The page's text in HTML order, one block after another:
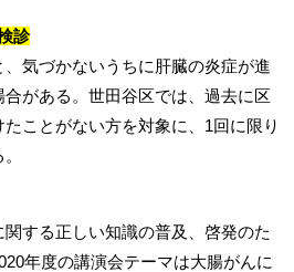
診
気づかないうちに肝臓の炎症が進
がある。世田谷区では、過去に区
ことがない方を対象に、1回に限り
する正しい知識の普及、啓発のた
年度の講演会テーマは大腸がんに